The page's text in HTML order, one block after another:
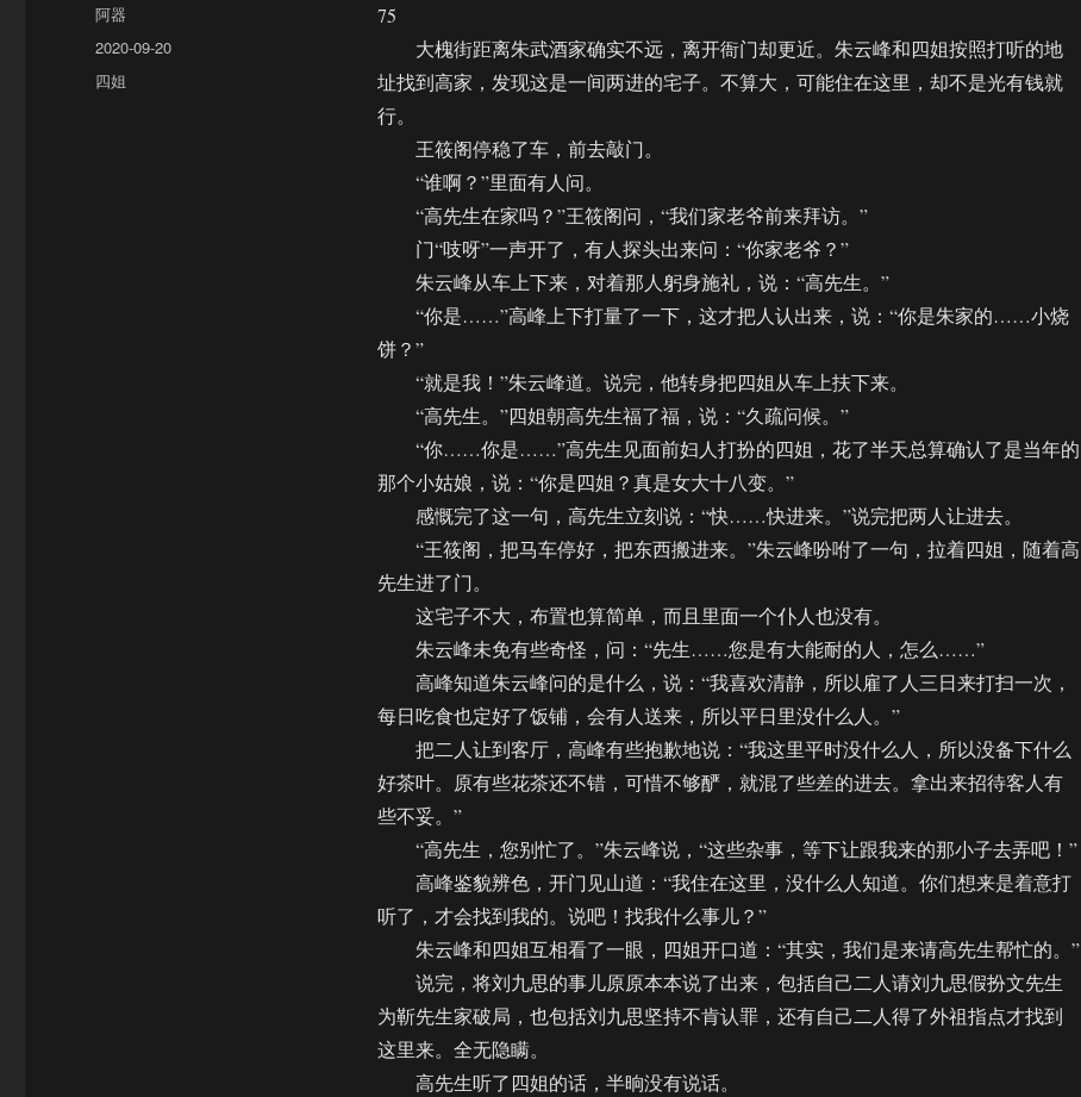
75
大槐街距离朱武酒家确实不远，离开衙门却更近。朱云峰和四姐按照打听的地
址找到高家，发现这是一间两进的宅子。不算大，可能住在这里，却不是光有钱就
行。
王筱阁停稳了车，前去敲门。
“谁啊？”里面有人问。
“高先生在家吗？”王筱阁问，“我们家老爷前来拜访。”
门“吱呀”一声开了，有人探头出来问：“你家老爷？”
朱云峰从车上下来，对着那人躬身施礼，说：“高先生。”
“你是……”高峰上下打量了一下，这才把人认出来，说：“你是朱家的……小烧
饼？”
“就是我！”朱云峰道。说完，他转身把四姐从车上扶下来。
“高先生。”四姐朝高先生福了福，说：“久疏问候。”
“你……你是……”高先生见面前妇人打扮的四姐，花了半天总算确认了是当年的
那个小姑娘，说：“你是四姐？真是女大十八变。”
感慨完了这一句，高先生立刻说：“快……快进来。”说完把两人让进去。
“王筱阁，把马车停好，把东西搬进来。”朱云峰吩咐了一句，拉着四姐，随着高
先生进了门。
这宅子不大，布置也算简单，而且里面一个仆人也没有。
朱云峰未免有些奇怪，问：“先生……您是有大能耐的人，怎么……”
高峰知道朱云峰问的是什么，说：“我喜欢清静，所以雇了人三日来打扫一次，
每日吃食也定好了饭铺，会有人送来，所以平日里没什么人。”
把二人让到客厅，高峰有些抱歉地说：“我这里平时没什么人，所以没备下什么
好茶叶。原有些花茶还不错，可惜不够酽，就混了些差的进去。拿出来招待客人有
些不妥。”
“高先生，您别忙了。”朱云峰说，“这些杂事，等下让跟我来的那小子去弄吧！”
高峰鉴貌辨色，开门见山道：“我住在这里，没什么人知道。你们想来是着意打
听了，才会找到我的。说吧！找我什么事儿？”
朱云峰和四姐互相看了一眼，四姐开口道：“其实，我们是来请高先生帮忙的。”
说完，将刘九思的事儿原原本本说了出来，包括自己二人请刘九思假扮文先生
为靳先生家破局，也包括刘九思坚持不肯认罪，还有自己二人得了外祖指点才找到
这里来。全无隐瞒。
高先生听了四姐的话，半晌没有说话。
作
者
阿器
发
布
于
2020-09-20
分
四姐